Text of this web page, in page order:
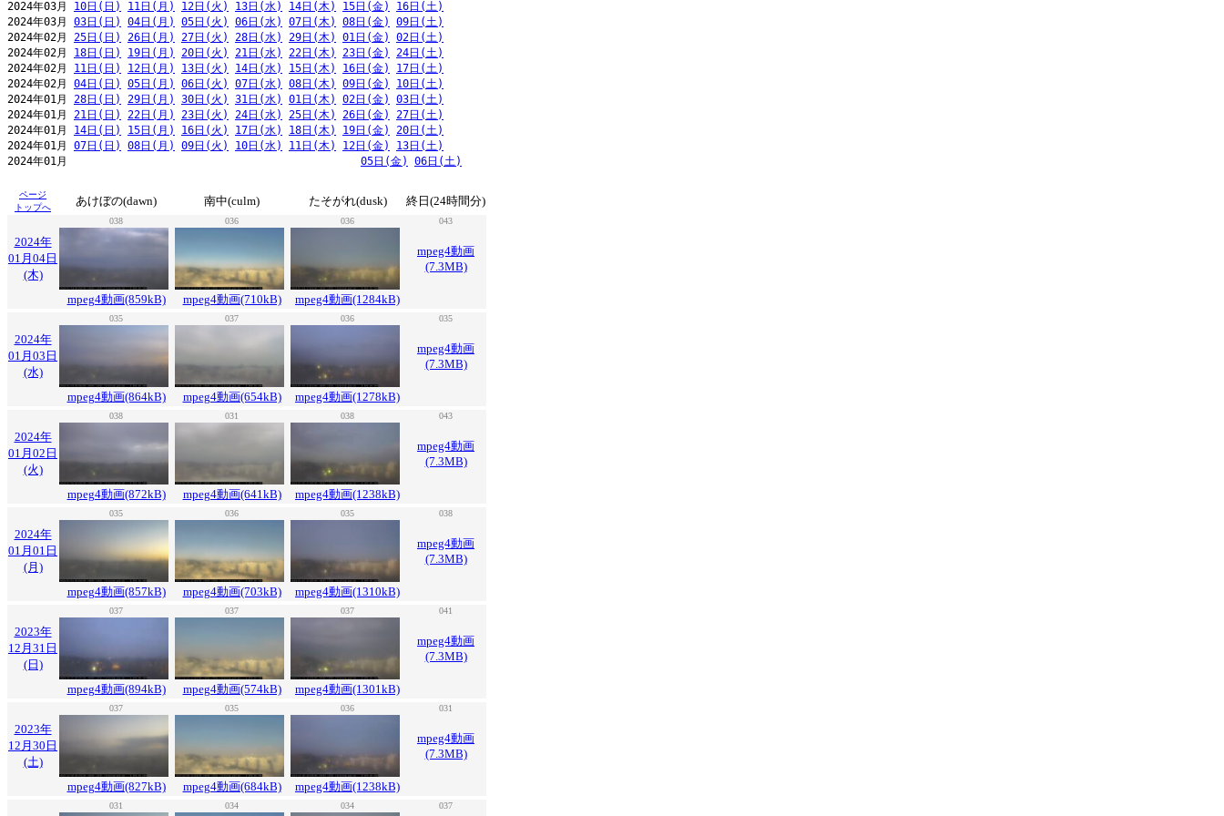
2024年03月 10日(日) 11日(月) 12日(火) 13日(水) 14日(木) 15日(金)
16日(土)
2024年03月 03日(日) 04日(月) 05日(火) 06日(水) 07日(木) 08日(金)
09日(土)
2024年02月 25日(日) 26日(月) 27日(火) 28日(水) 29日(木) 01日(金)
02日(土)
2024年02月 18日(日) 19日(月) 20日(火) 21日(水) 22日(木) 23日(金)
24日(土)
2024年02月 11日(日) 12日(月) 13日(火) 14日(水) 15日(木) 16日(金)
17日(土)
2024年02月 04日(日) 05日(月) 06日(火) 07日(水) 08日(木) 09日(金)
10日(土)
2024年01月 28日(日) 29日(月) 30日(火) 31日(水) 01日(木) 02日(金)
03日(土)
2024年01月 21日(日) 22日(月) 23日(火) 24日(水) 25日(木) 26日(金)
27日(土)
2024年01月 14日(日) 15日(月) 16日(火) 17日(水) 18日(木) 19日(金)
20日(土)
2024年01月 07日(日) 08日(月) 09日(火) 10日(水) 11日(木) 12日(金)
13日(土)
2024年01月 05日(金) 06日(土)
ページ
トップへ
あけぼの(dawn) 南中(culm) たそがれ(dusk) 終日(24時間分)
038 036 036 043
2024年
01月04日
(木)
mpeg4動画
(7.3MB)
mpeg4動画(859kB) mpeg4動画(710kB) mpeg4動画(1284kB)
035 037 036 035
2024年
01月03日
(水)
mpeg4動画
(7.3MB)
mpeg4動画(864kB) mpeg4動画(654kB) mpeg4動画(1278kB)
038 031 038 043
2024年
01月02日
(火)
mpeg4動画
(7.3MB)
mpeg4動画(872kB) mpeg4動画(641kB) mpeg4動画(1238kB)
035 036 035 038
2024年
01月01日
(月)
mpeg4動画
(7.3MB)
mpeg4動画(857kB) mpeg4動画(703kB) mpeg4動画(1310kB)
037 037 037 041
2023年
12月31日
(日)
mpeg4動画
(7.3MB)
mpeg4動画(894kB) mpeg4動画(574kB) mpeg4動画(1301kB)
037 035 036 031
2023年
12月30日
(土)
mpeg4動画
(7.3MB)
mpeg4動画(827kB) mpeg4動画(684kB) mpeg4動画(1238kB)
031 034 034 037